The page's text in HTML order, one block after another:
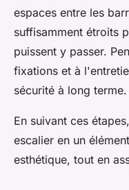
espaces entre les
suffisamment étroits
puissent y passer.
fixations et à
sécurité à long terme.
En suivant ces
escalier en un
esthétique, tout en